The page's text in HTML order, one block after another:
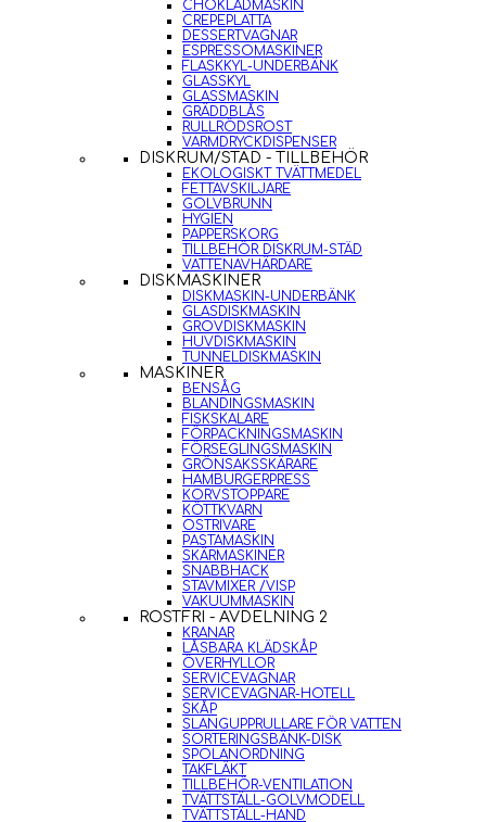
CHOKLADMASKIN
CREPEPLATTA
DESSERTVAGNAR
ESPRESSOMASKINER
FLASKKYL-UNDERBÄNK
GLASSKYL
GLASSMASKIN
GRÄDDBLÅS
RULLRÖDSROST
VARMDRYCKDISPENSER
DISKRUM/STÄD - TILLBEHÖR
EKOLOGISKT TVÄTTMEDEL
FETTAVSKILJARE
GOLVBRUNN
HYGIEN
PAPPERSKORG
TILLBEHÖR DISKRUM-STÄD
VATTENAVHÄRDARE
DISKMASKINER
DISKMASKIN-UNDERBÄNK
GLASDISKMASKIN
GROVDISKMASKIN
HUVDISKMASKIN
TUNNELDISKMASKIN
MASKINER
BENSÅG
BLANDINGSMASKIN
FISKSKALARE
FÖRPACKNINGSMASKIN
FÖRSEGLINGSMASKIN
GRÖNSAKSSKÄRARE
HAMBURGERPRESS
KORVSTOPPARE
KÖTTKVARN
OSTRIVARE
PASTAMASKIN
SKÄRMASKINER
SNABBHACK
STAVMIXER /VISP
VAKUUMMASKIN
ROSTFRI - AVDELNING 2
KRANAR
LÅSBARA KLÄDSKÅP
ÖVERHYLLOR
SERVICEVAGNAR
SERVICEVAGNAR-HOTELL
SKÅP
SLANGUPPRULLARE FÖR VATTEN
SORTERINGSBÄNK-DISK
SPOLANORDNING
TAKFLÄKT
TILLBEHÖR-VENTILATION
TVÄTTSTÄLL-GOLVMODELL
TVÄTTSTÄLL-HAND